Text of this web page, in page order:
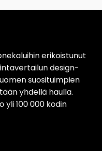
erikoistunut
design-
suosituimpien
yhdellä haulla.
yli 100 000 kodin